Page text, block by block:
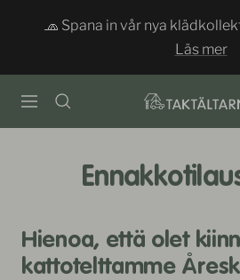
🧢 Spana in vår nya
Läs mer
Navigaatio Taktältarna
Hienoa, että olet
kattotelttamme